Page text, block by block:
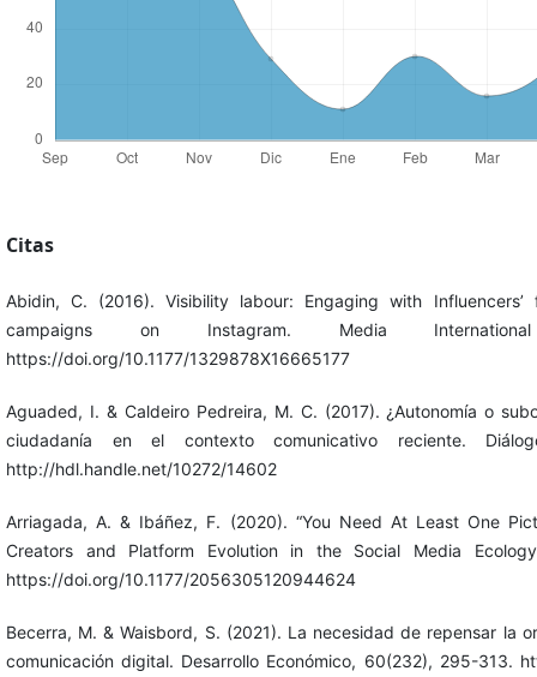
Citas
Abidin, C. (2016). Visibility labour: Engaging with
campaigns on Instagram. Media
https://doi.org/10.1177/1329878X16665177
Aguaded, I. & Caldeiro Pedreira, M. C. (2017). ¿Autonomía o
ciudadanía en el contexto comunicativo reciente.
http://hdl.handle.net/10272/14602
Arriagada, A. & Ibáñez, F. (2020). “You Need At Least One
Creators and Platform Evolution in the Social Media
https://doi.org/10.1177/2056305120944624
Becerra, M. & Waisbord, S. (2021). La necesidad de repensar la
comunicación digital. Desarrollo Económico, 60(232), 295-313.